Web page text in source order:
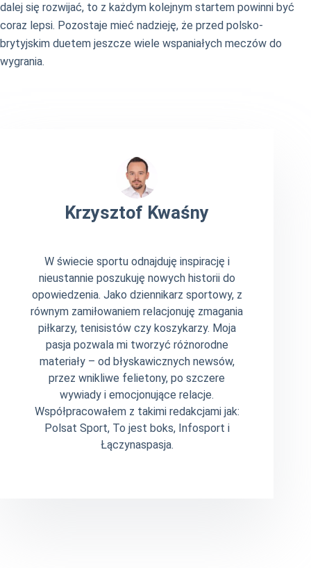
dalej się rozwijać, to z każdym kolejnym startem powinni być
coraz lepsi. Pozostaje mieć nadzieję, że przed polsko-
brytyjskim duetem jeszcze wiele wspaniałych meczów do
wygrania.
Krzysztof Kwaśny
W świecie sportu odnajduję inspirację i
nieustannie poszukuję nowych historii do
opowiedzenia. Jako dziennikarz sportowy, z
równym zamiłowaniem relacjonuję zmagania
piłkarzy, tenisistów czy koszykarzy. Moja
pasja pozwala mi tworzyć różnorodne
materiały – od błyskawicznych newsów,
przez wnikliwe felietony, po szczere
wywiady i emocjonujące relacje.
Współpracowałem z takimi redakcjami jak:
Polsat Sport, To jest boks, Infosport i
Łączynaspasja.